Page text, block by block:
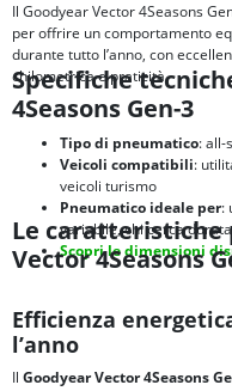
Il Goodyear Vector 4Seasons
per offrire un comportamento
durante tutto l’anno, con
chilometrica e praticità.
Specifiche
4Seasons Gen-3
Tipo di pneumatico: all-
Veicoli compatibili:
veicoli turismo
Pneumatico ideale per:
variabile, chi cerca
Scopri le dimensioni
Le caratteristiche
Vector 4Seasons
Efficienza
l’anno
Il Goodyear Vector 4Seasons